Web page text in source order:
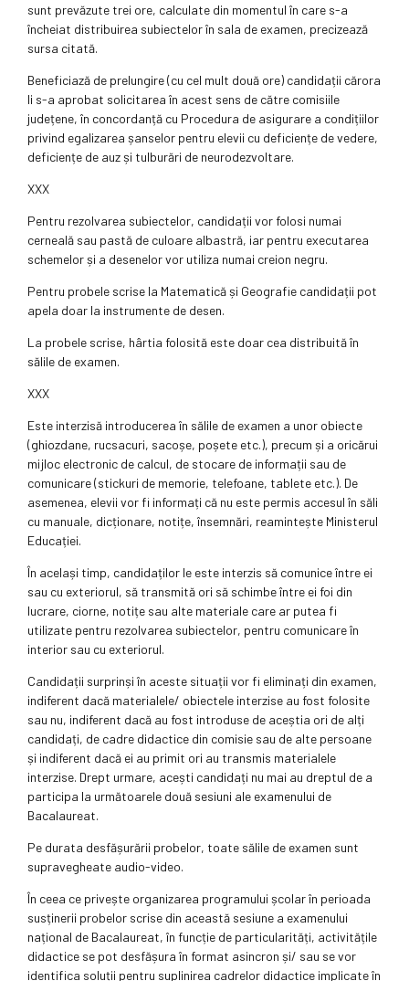
sunt prevăzute trei ore, calculate din momentul în care s-a
încheiat distribuirea subiectelor în sala de examen, precizează
sursa citată.
Beneficiază de prelungire (cu cel mult două ore) candidații cărora
li s-a aprobat solicitarea în acest sens de către comisiile
județene, în concordanță cu Procedura de asigurare a condițiilor
privind egalizarea șanselor pentru elevii cu deficiențe de vedere,
deficiențe de auz și tulburări de neurodezvoltare.
XXX
Pentru rezolvarea subiectelor, candidații vor folosi numai
cerneală sau pastă de culoare albastră, iar pentru executarea
schemelor și a desenelor vor utiliza numai creion negru.
Pentru probele scrise la Matematică și Geografie candidații pot
apela doar la instrumente de desen.
La probele scrise, hârtia folosită este doar cea distribuită în
sălile de examen.
XXX
Este interzisă introducerea în sălile de examen a unor obiecte
(ghiozdane, rucsacuri, sacoșe, poșete etc.), precum și a oricărui
mijloc electronic de calcul, de stocare de informații sau de
comunicare (stickuri de memorie, telefoane, tablete etc.). De
asemenea, elevii vor fi informați că nu este permis accesul în săli
cu manuale, dicționare, notițe, însemnări, reamintește Ministerul
Educației.
În același timp, candidaților le este interzis să comunice între ei
sau cu exteriorul, să transmită ori să schimbe între ei foi din
lucrare, ciorne, notițe sau alte materiale care ar putea fi
utilizate pentru rezolvarea subiectelor, pentru comunicare în
interior sau cu exteriorul.
Candidații surprinși în aceste situații vor fi eliminați din examen,
indiferent dacă materialele/ obiectele interzise au fost folosite
sau nu, indiferent dacă au fost introduse de aceștia ori de alți
candidați, de cadre didactice din comisie sau de alte persoane
și indiferent dacă ei au primit ori au transmis materialele
interzise. Drept urmare, acești candidați nu mai au dreptul de a
participa la următoarele două sesiuni ale examenului de
Bacalaureat.
Pe durata desfășurării probelor, toate sălile de examen sunt
supravegheate audio-video.
În ceea ce privește organizarea programului școlar în perioada
susținerii probelor scrise din această sesiune a examenului
național de Bacalaureat, în funcție de particularități, activitățile
didactice se pot desfășura în format asincron și/ sau se vor
identifica soluții pentru suplinirea cadrelor didactice implicate în